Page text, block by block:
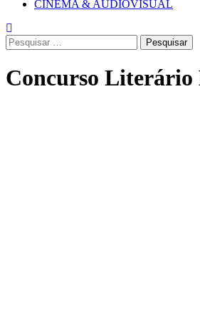
CINEMA & AUDIOVISUAL
Pesquisar
por:
Concurso